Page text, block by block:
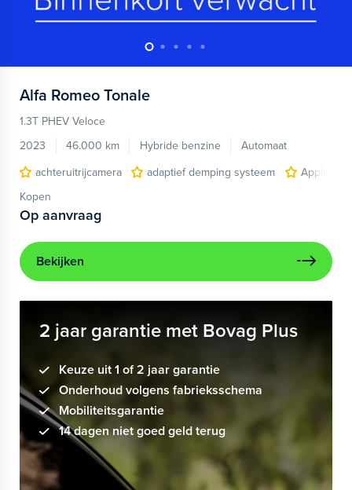
Alfa Romeo Tonale
1.3T PHEV Veloce
2023
46.000 km Hybride benzine
Automaat
achteruitrijcamera
adaptief demping systeem
Apple
Kopen
Op aanvraag
Bekijken
2 jaar garantie met Bovag Plus
Keuze uit 1 of 2 jaar garantie
Onderhoud volgens fabrieksschema
Mobiliteitsgarantie
14 dagen niet goed geld terug